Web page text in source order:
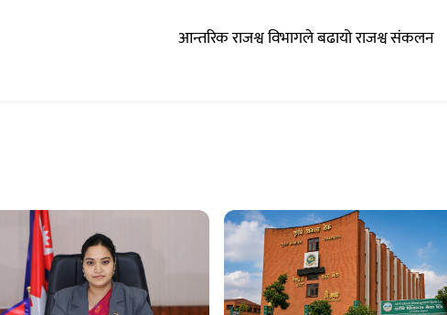
आन्तरिक राजश्व विभागले बढायो राजश्व संकलन